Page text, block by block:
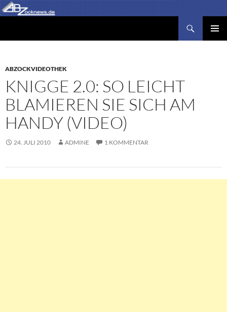
Zum
Inhalt
ABZOCKVIDEOTHEK
KNIGGE 2.0: SO LEICHT
BLAMIEREN SIE SICH AM
HANDY (VIDEO)
24. JULI 2010 ADMINE 1 KOMMENTAR